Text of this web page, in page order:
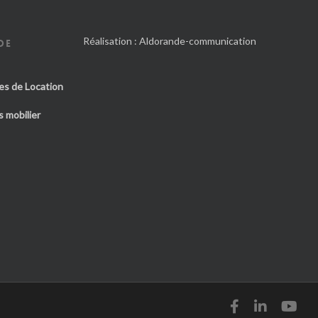
de Location
mobilier
Réalisation :Aldorande-communication